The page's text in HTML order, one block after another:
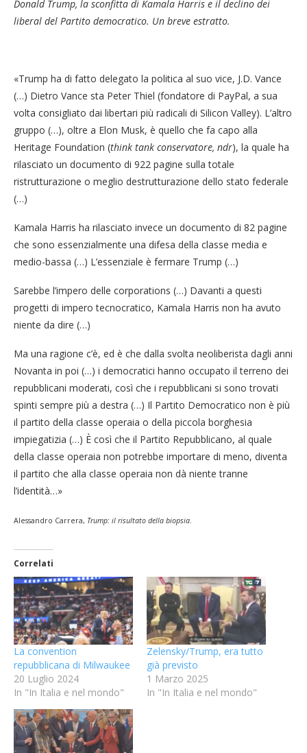
Donald Trump, la sconfitta di Kamala Harris e il declino dei
liberal del Partito democratico. Un breve estratto.
«Trump ha di fatto delegato la politica al suo vice, J.D. Vance
(…) Dietro Vance sta Peter Thiel (fondatore di PayPal, a sua
volta consigliato dai libertari più radicali di Silicon Valley). L’altro
gruppo (…), oltre a Elon Musk, è quello che fa capo alla
Heritage Foundation (think tank conservatore, ndr), la quale ha
rilasciato un documento di 922 pagine sulla totale
ristrutturazione o meglio destrutturazione dello stato federale
(…)
Kamala Harris ha rilasciato invece un documento di 82 pagine
che sono essenzialmente una difesa della classe media e
medio-bassa (…) L’essenziale è fermare Trump (…)
Sarebbe l’impero delle corporations (…) Davanti a questi
progetti di impero tecnocratico, Kamala Harris non ha avuto
niente da dire (…)
Ma una ragione c’è, ed è che dalla svolta neoliberista dagli anni
Novanta in poi (…) i democratici hanno occupato il terreno dei
repubblicani moderati, così che i repubblicani si sono trovati
spinti sempre più a destra (…) Il Partito Democratico non è più
il partito della classe operaia o della piccola borghesia
impiegatizia (…) È così che il Partito Repubblicano, al quale
della classe operaia non potrebbe importare di meno, diventa
il partito che alla classe operaia non dà niente tranne
l’identità…»
Alessandro Carrera, Trump: il risultato della biopsia
Correlati
La convention
repubblicana di Milwaukee
20 Luglio 2024
In "In Italia e nel mondo"
Zelensky/Trump, era tutto
già previsto
1 Marzo 2025
In "In Italia e nel mondo"